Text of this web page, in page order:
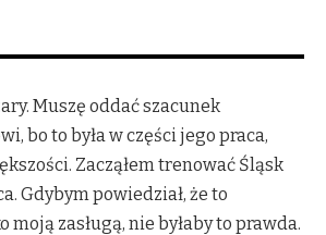
Muszę oddać szacunek
bo to była w części jego praca,
Zacząłem trenować Śląsk
Gdybym powiedział, że to
moją zasługą, nie byłaby to prawda.